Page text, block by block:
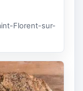
Florent-sur-